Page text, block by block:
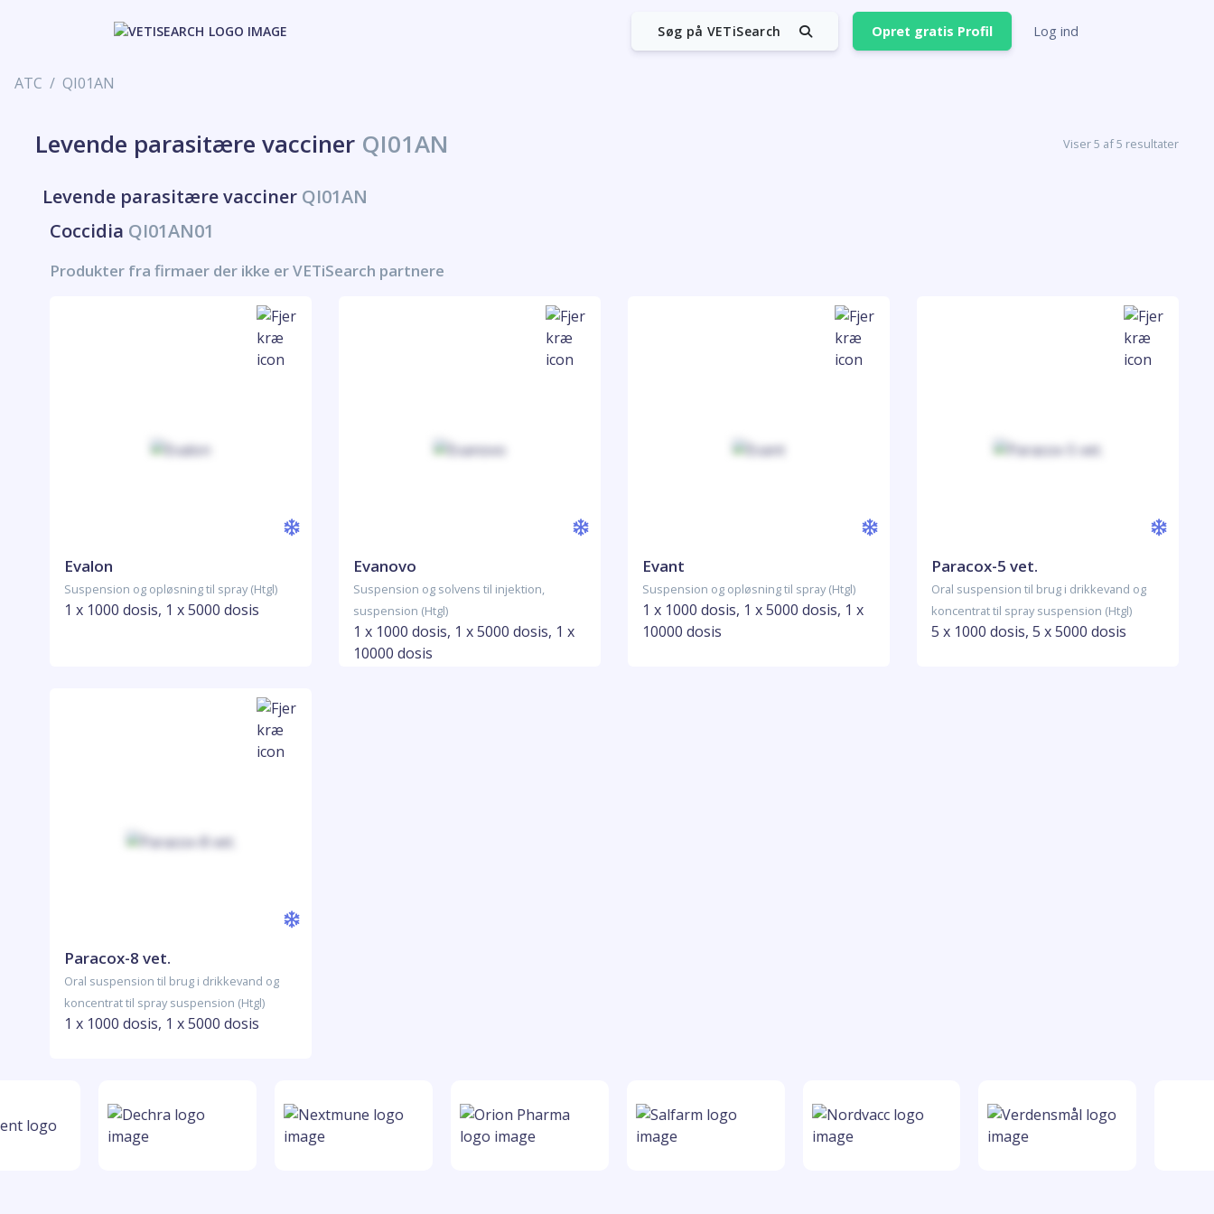
Søg på VETiSearch Opret gratis Profil Log ind
ATC QI01AN
Levende parasitære vacciner QI01AN Viser 5 af 5 resultater
Levende parasitære vacciner QI01AN
Coccidia QI01AN01
Produkter fra firmaer der ikke er VETiSearch partnere
Evalon
Suspension og opløsning til spray (Htgl)
1 x 1000 dosis, 1 x 5000 dosis
Evanovo
Suspension og solvens til injektion,
suspension (Htgl)
1 x 1000 dosis, 1 x 5000 dosis, 1 x
10000 dosis
Evant
Suspension og opløsning til spray (Htgl)
1 x 1000 dosis, 1 x 5000 dosis, 1 x
10000 dosis
Paracox-5 vet.
Oral suspension til brug i drikkevand og
koncentrat til spray suspension (Htgl)
5 x 1000 dosis, 5 x 5000 dosis
Paracox-8 vet.
Oral suspension til brug i drikkevand og
koncentrat til spray suspension (Htgl)
1 x 1000 dosis, 1 x 5000 dosis